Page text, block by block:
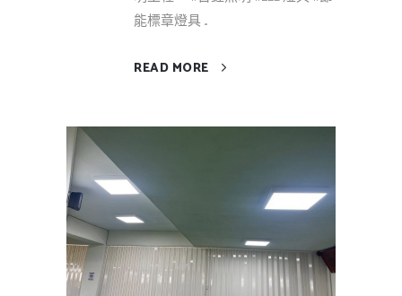
能標章燈具 ...
READ MORE